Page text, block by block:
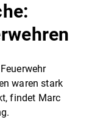
waren stark
findet Marc